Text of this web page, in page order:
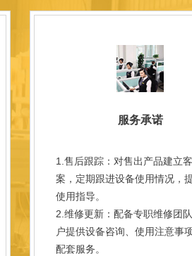
学化管理，我们以质量保证，服务完善
服务承诺
1.售后跟踪：对售出产品建立
案，定期跟进设备使用情况，
使用指导。
2.维修更新：配备专职维修团
户提供设备咨询、使用注意事
配套服务。